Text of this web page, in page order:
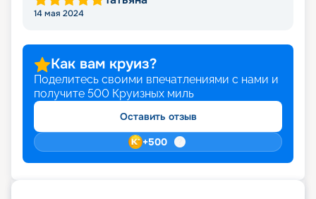
14 мая 2024
Как вам круиз?
Поделитесь своими впечатлениями с нами и
получите 500 Круизных миль
Оставить отзыв
+500